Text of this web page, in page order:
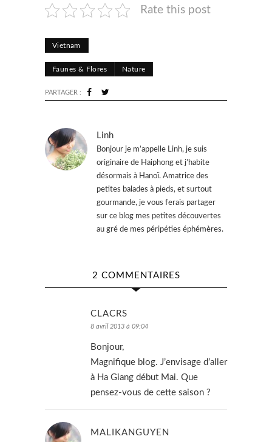
Rate this post
Vietnam
Faunes & Flores Nature
PARTAGER :
Linh
Bonjour je m’appelle Linh, je suis
originaire de Haiphong et j’habite
désormais à Hanoï. Amatrice des
petites balades à pieds, et surtout
gourmande, je vous ferais partager
sur ce blog mes petites découvertes
au gré de mes péripéties éphémères.
2 COMMENTAIRES
CLACRS
8 avril 2013 à 09:04
Bonjour,
Magnifique blog. J’envisage d’aller
à Ha Giang début Mai. Que
pensez-vous de cette saison ?
MALIKANGUYEN